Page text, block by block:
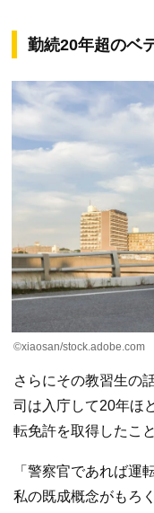
勤続20年超のベ
©xiaosan/stock.adobe.com
さらにその教習生の
司は入庁して20年ほ
転免許を取得したこ
「警察官であれば運
私の既成概念がもろ